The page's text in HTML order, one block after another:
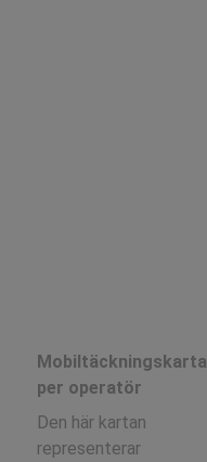
Mobiltäckningskarta
per operatör
Den här kartan
representerar